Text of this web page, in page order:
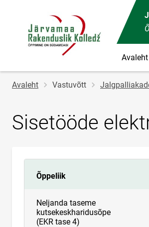
Avaleht
Jälglink
Avaleht Vastuvõtt
Sisetööde
Õppeliik
Neljanda taseme
kutsekeskharidusõpe
(EKR tase 4)